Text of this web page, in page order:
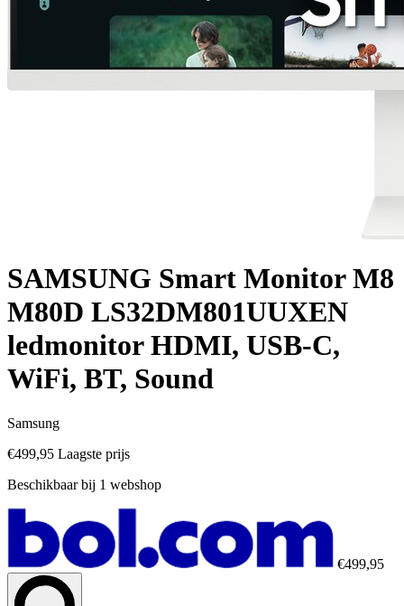
SAMSUNG Smart Monitor M8
M80D LS32DM801UUXEN
ledmonitor HDMI, USB-C,
WiFi, BT, Sound
Samsung
€499,95 Laagste prijs
Beschikbaar bij 1 webshop
€499,95